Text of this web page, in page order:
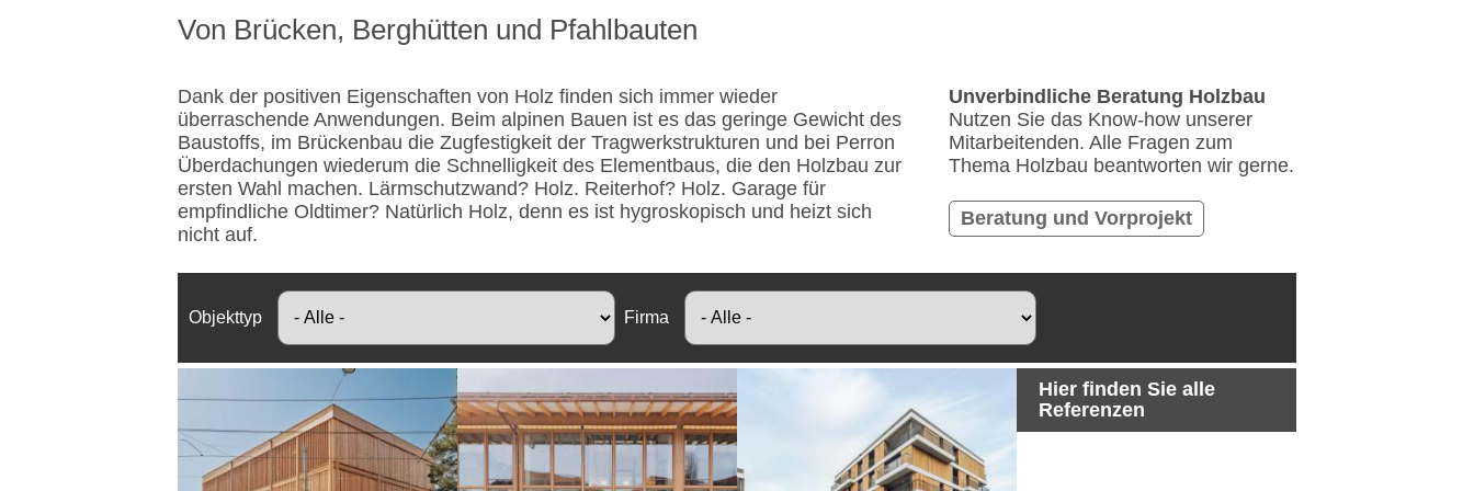
Von Brücken, Berghütten und Pfahlbauten
Dank der positiven Eigenschaften von Holz finden sich immer wieder
überraschende Anwendungen. Beim alpinen Bauen ist es das geringe Gewicht des
Baustoffs, im Brückenbau die Zugfestigkeit der Tragwerkstrukturen und bei Perron
Überdachungen wiederum die Schnelligkeit des Elementbaus, die den Holzbau zur
ersten Wahl machen. Lärmschutzwand? Holz. Reiterhof? Holz. Garage für
empfindliche Oldtimer? Natürlich Holz, denn es ist hygroskopisch und heizt sich
nicht auf.
Unverbindliche Beratung Holzbau
Nutzen Sie das Know-how unserer
Mitarbeitenden. Alle Fragen zum
Thema Holzbau beantworten wir gerne.
Beratung und Vorprojekt
Objekttyp Firma
Hier finden Sie alle
Referenzen